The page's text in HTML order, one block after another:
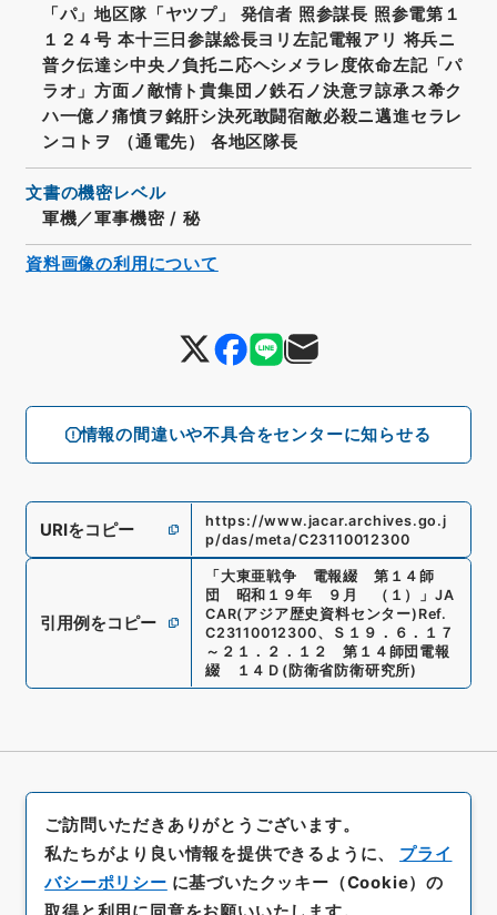
情報の間違いや不具合をセンターに知らせる
「パ」地区隊「ヤツプ」 発信者 照参謀長 照参電第１
１２４号 本十三日参謀総長ヨリ左記電報アリ 将兵ニ
普ク伝達シ中央ノ負托ニ応ヘシメラレ度依命左記「パ
ラオ」方面ノ敵情ト貴集団ノ鉄石ノ決意ヲ諒承ス希ク
ハ一億ノ痛憤ヲ銘肝シ決死敢闘宿敵必殺ニ邁進セラレ
ンコトヲ （通電先） 各地区隊長
文書の機密レベル
軍機／軍事機密 / 秘
URIをコピー
https://www.jacar.archives.go.j
p/das/meta/C23110012300
引用例をコピー
「大東亜戦争 電報綴 第１４師
団 昭和１９年 ９月 （１）
」 JA
CAR(アジア歴史資料センター) Ref.
C23110012300、
Ｓ１９．６．１７
～２１．２．１２ 第１４師団電報
綴 １４Ｄ (防衛省防衛研究所)
資料画像の利用について
ご訪問いただきありがとうございます。
私たちがより良い情報を提供できるように、 プライ
バシーポリシー に基づいたクッキー（Cookie）の